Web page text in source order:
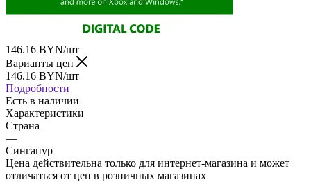
146.16 BYN/шт
Варианты цен
146.16 BYN/шт
Подробности
Есть в наличии
Характеристики
Страна
—
Сингапур
Цена действительна только для интернет-магазина и может
отличаться от цен в розничных магазинах